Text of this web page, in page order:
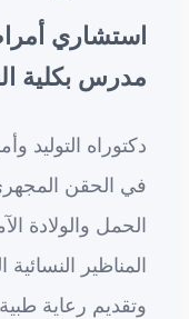
استشاري
مدرس بكلية
دكتوراه التوليد
في الحقن
الحمل والولادة
المناظير
وتقديم رعاية